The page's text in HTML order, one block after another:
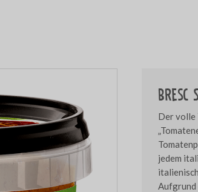
Bresc
Der volle
jedem
Aufgrund